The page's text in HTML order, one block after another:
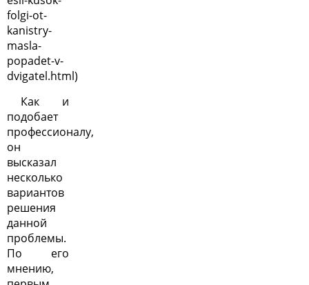
folgi-ot-
kanistry-
masla-
popadet-v-
dvigatel.html)
Как и
подобает
профессионалу,
он
высказал
несколько
вариантов
решения
данной
проблемы.
По его
мнению,